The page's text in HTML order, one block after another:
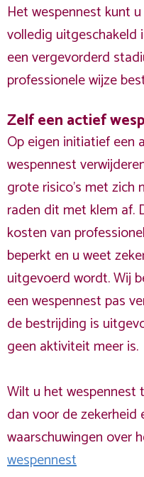
Het wespennest kunt
volledig uitgeschakeld
een vergevorderd
professionele wijze
Zelf een actief
Op eigen initiatief een
wespennest
grote risico’s met zich
raden dit met klem af.
kosten van
beperkt en u weet
uitgevoerd wordt. Wij
een wespennest pas
de bestrijding is
geen aktiviteit meer is.
Wilt u het wespennest
dan voor de
waarschuwingen over
wespennest